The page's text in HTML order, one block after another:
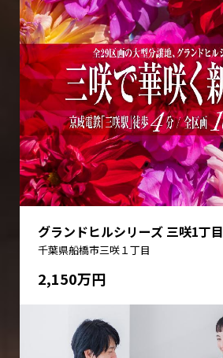
グランドヒルシリーズ 三咲1丁目
千葉県船橋市三咲１丁目
2,150万円